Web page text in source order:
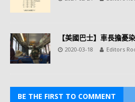
【美國巴士】車長擔憂
2020-03-18 Editors
BE THE FIRST TO COMMENT